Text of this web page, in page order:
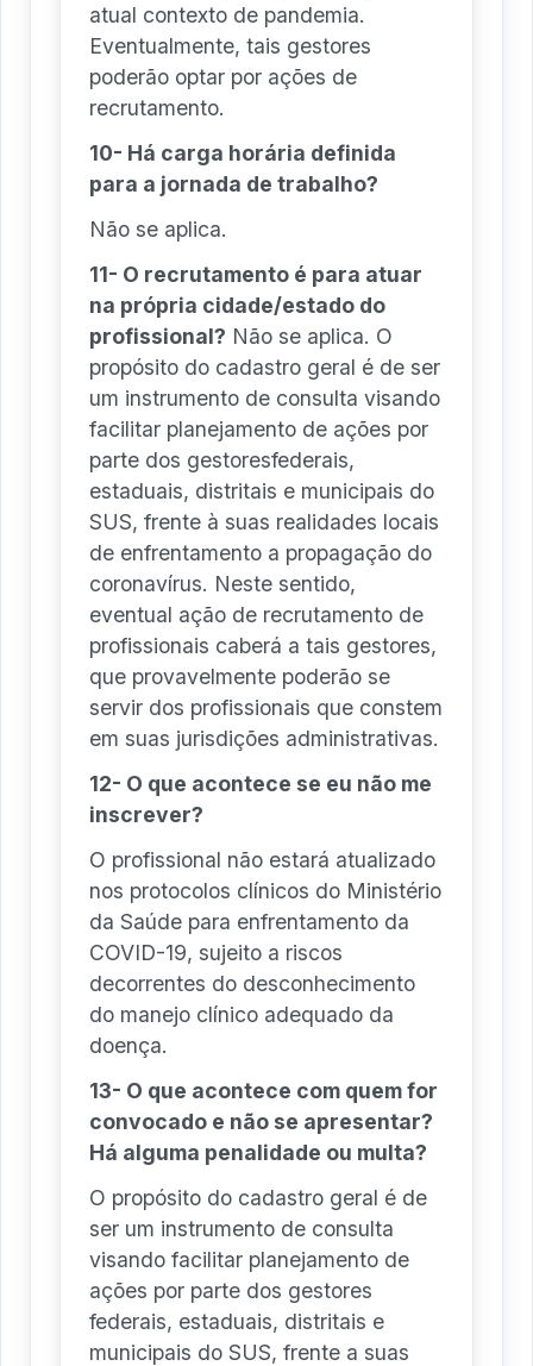
atual contexto de pandemia.
Eventualmente, tais gestores
poderão optar por ações de
recrutamento.
10- Há carga horária definida
para a jornada de trabalho?
Não se aplica.
11- O recrutamento é para atuar
na própria cidade/estado do
profissional? Não se aplica. O
propósito do cadastro geral é de ser
um instrumento de consulta visando
facilitar planejamento de ações por
parte dos gestoresfederais,
estaduais, distritais e municipais do
SUS, frente à suas realidades locais
de enfrentamento a propagação do
coronavírus. Neste sentido,
eventual ação de recrutamento de
profissionais caberá a tais gestores,
que provavelmente poderão se
servir dos profissionais que constem
em suas jurisdições administrativas.
12- O que acontece se eu não me
inscrever?
O profissional não estará atualizado
nos protocolos clínicos do Ministério
da Saúde para enfrentamento da
COVID-19, sujeito a riscos
decorrentes do desconhecimento
do manejo clínico adequado da
doença.
13- O que acontece com quem for
convocado e não se apresentar?
Há alguma penalidade ou multa?
O propósito do cadastro geral é de
ser um instrumento de consulta
visando facilitar planejamento de
ações por parte dos gestores
federais, estaduais, distritais e
municipais do SUS, frente a suas